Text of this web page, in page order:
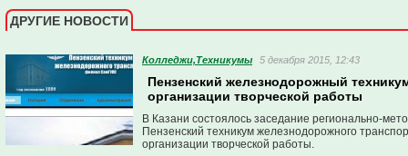
ДРУГИЕ НОВОСТИ
Колледжи,Техникумы 5 декабря 2015, 12:43
Пензенский железнодорожный
организации творческой работы
В Казани состоялось заседание регионально-
Пензенский техникум железнодорожного
организации творческой работы.